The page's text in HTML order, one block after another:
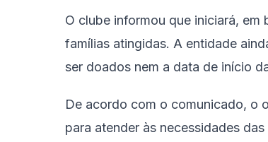
O clube informou que iniciará, em
famílias atingidas. A entidade
ser doados nem a data de início
De acordo com o comunicado, o
para atender às necessidades